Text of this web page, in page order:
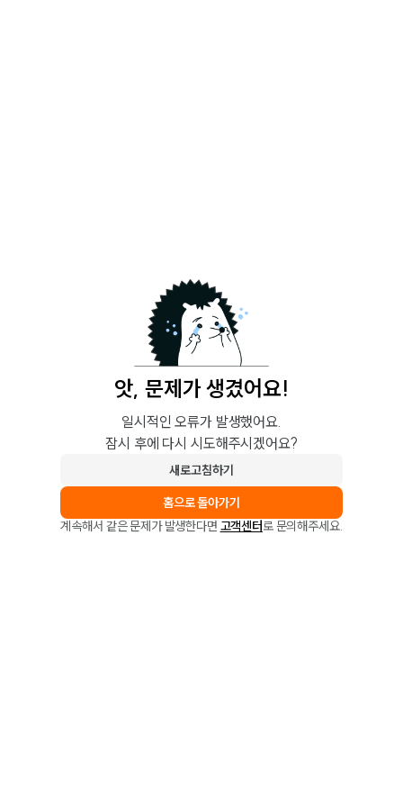
앗, 문제가 생겼어요!
일시적인 오류가 발생했어요.
잠시 후에 다시 시도해주시겠어요?
새로고침하기
홈으로 돌아가기
계속해서 같은 문제가 발생한다면 고객센터로 문의해주세요.